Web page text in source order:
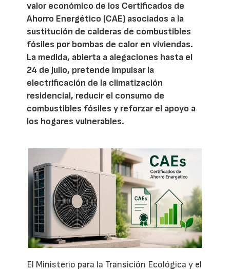
valor económico de los Certificados de
Ahorro Energético (CAE) asociados a la
sustitución de calderas de combustibles
fósiles por bombas de calor en viviendas.
La medida, abierta a alegaciones hasta el
24 de julio, pretende impulsar la
electrificación de la climatización
residencial, reducir el consumo de
combustibles fósiles y reforzar el apoyo a
los hogares vulnerables.
El Ministerio para la Transición Ecológica y el